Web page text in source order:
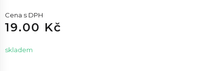
Cena s DPH
19.00 Kč
skladem